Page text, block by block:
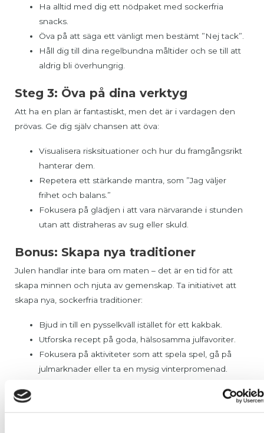
Ha alltid med dig ett nödpaket med sockerfria
snacks.
Öva på att säga ett vänligt men bestämt ”Nej tack”.
Håll dig till dina regelbundna måltider och se till att
aldrig bli överhungrig.
Steg 3: Öva på dina verktyg
Att ha en plan är fantastiskt, men det är i vardagen den
prövas. Ge dig själv chansen att öva:
Visualisera risksituationer och hur du framgångsrikt
hanterar dem.
Repetera ett stärkande mantra, som ”Jag väljer
frihet och balans.”
Fokusera på glädjen i att vara närvarande i stunden
utan att distraheras av sug eller skuld.
Bonus: Skapa nya traditioner
Julen handlar inte bara om maten – det är en tid för att
skapa minnen och njuta av gemenskap. Ta initiativet att
skapa nya, sockerfria traditioner:
Bjud in till en pysselkväll istället för ett kakbak.
Utforska recept på goda, hälsosamma julfavoriter.
Fokusera på aktiviteter som att spela spel, gå på
julmarknader eller ta en mysig vinterpromenad.
Dagens verktyg: Gör en daglig
planering